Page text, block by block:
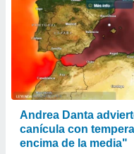
Andrea Danta
canícula con
encima de la media"